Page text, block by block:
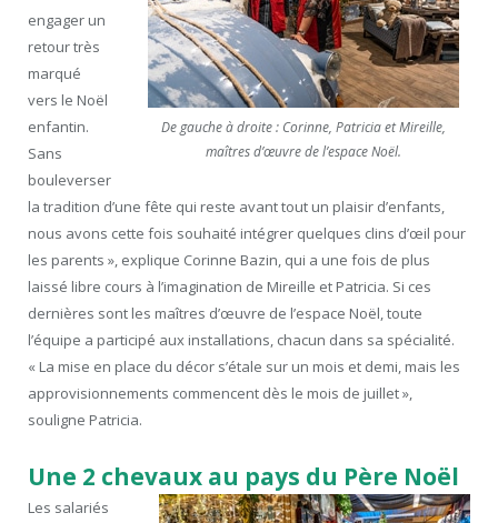
De gauche à droite : Corinne, Patricia et Mireille,
maîtres d’œuvre de l’espace Noël.
engager un
retour très
marqué
vers le Noël
enfantin.
Sans
bouleverser
la tradition d’une fête qui reste avant tout un plaisir d’enfants,
nous avons cette fois souhaité intégrer quelques clins d’œil pour
les parents », explique Corinne Bazin, qui a une fois de plus
laissé libre cours à l’imagination de Mireille et Patricia. Si ces
dernières sont les maîtres d’œuvre de l’espace Noël, toute
l’équipe a participé aux installations, chacun dans sa spécialité.
« La mise en place du décor s’étale sur un mois et demi, mais les
approvisionnements commencent dès le mois de juillet »,
souligne Patricia.
Une 2 chevaux au pays du Père Noël
Les salariés